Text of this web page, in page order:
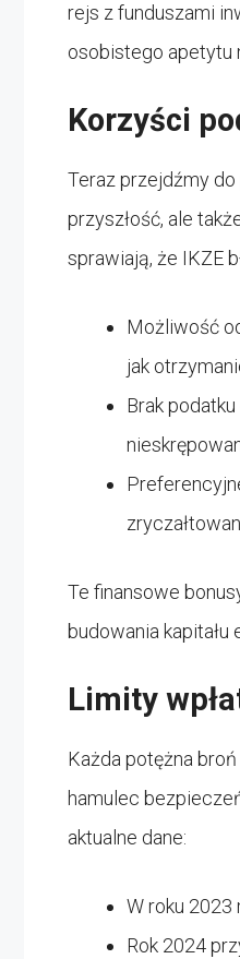
rejs z funduszami
osobistego apetytu
Korzyści
Teraz przejdźmy
przyszłość, ale
sprawiają, że IKZE
Możliwość
jak
Brak
Te finansowe
budowania kapitału
Limity
Każda potężna
hamulec
aktualne dane:
W roku 2023
Rok 2024